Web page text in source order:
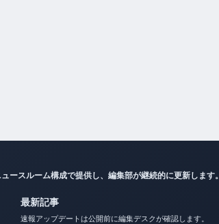
ースルーム構成で提供し、編集部が継続的に更新します。